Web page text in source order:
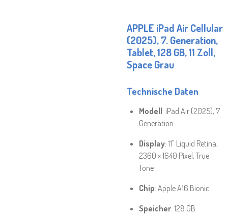
APPLE iPad Air Cellular
(2025), 7. Generation,
Tablet, 128 GB, 11 Zoll,
Space Grau
Technische Daten
Modell: iPad Air (2025), 7.
Generation
Display: 11" Liquid Retina,
2360 × 1640 Pixel, True
Tone
Chip: Apple A16 Bionic
Speicher: 128 GB